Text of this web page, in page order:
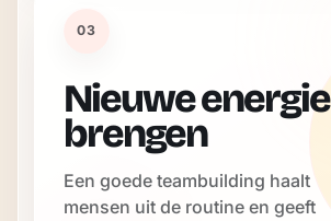
03
Nieuwe energie
brengen
Een goede teambuilding haalt
mensen uit de routine en geeft